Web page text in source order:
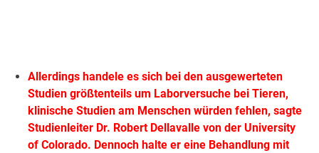
Allerdings handele es sich bei den ausgewerteten
Studien größtenteils um Laborversuche bei Tieren,
klinische Studien am Menschen würden fehlen, sagte
Studienleiter Dr. Robert Dellavalle von der University
of Colorado. Dennoch halte er eine Behandlung mit